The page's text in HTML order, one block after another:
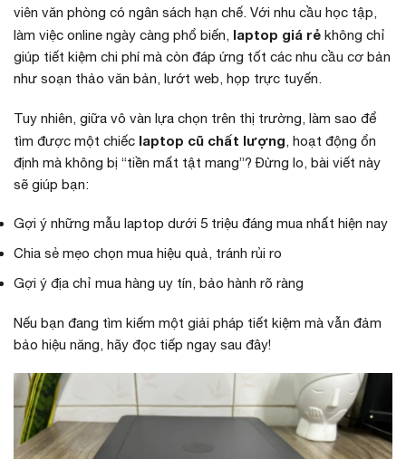
viên văn phòng có ngân sách hạn chế. Với nhu cầu học tập,
làm việc online ngày càng phổ biến, laptop giá rẻ không chỉ
giúp tiết kiệm chi phí mà còn đáp ứng tốt các nhu cầu cơ bản
như soạn thảo văn bản, lướt web, họp trực tuyến.
Tuy nhiên, giữa vô vàn lựa chọn trên thị trường, làm sao để
tìm được một chiếc laptop cũ chất lượng, hoạt động ổn
định mà không bị “tiền mất tật mang”? Đừng lo, bài viết này
sẽ giúp bạn:
Gợi ý những mẫu laptop dưới 5 triệu đáng mua nhất hiện nay
Chia sẻ mẹo chọn mua hiệu quả, tránh rủi ro
Gợi ý địa chỉ mua hàng uy tín, bảo hành rõ ràng
Nếu bạn đang tìm kiếm một giải pháp tiết kiệm mà vẫn đảm
bảo hiệu năng, hãy đọc tiếp ngay sau đây!